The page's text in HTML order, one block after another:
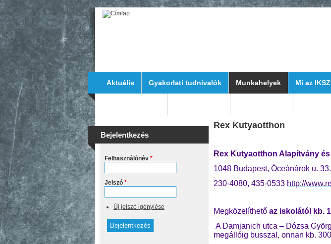
Ugrás a tartalomra
Aktuális Gyakorlati tudnivalók Munkahelyek Mi az
Bejelentkezés
Felhasználónév *
Jelszó *
Új jelszó igénylése
Rex Kutyaotthon
Rex Kutyaotthon Alapítvány
1048 Budapest, Óceánárok u. 33.
230-4080, 435-0533 http://
Megközelíthető az iskolától kb.
A Damjanich utca – Dózsa
megállóig busszal, onnan kb.